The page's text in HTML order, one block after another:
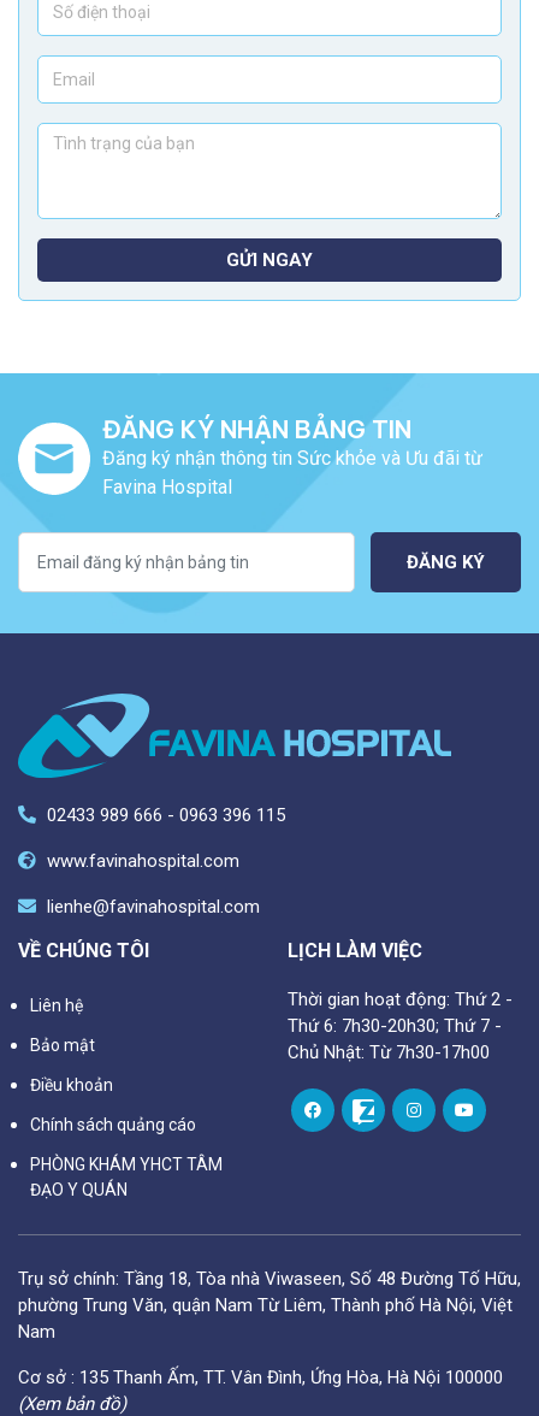
GỬI NGAY
ĐĂNG KÝ NHẬN BẢNG TIN
Đăng ký nhận thông tin Sức khỏe và Ưu đãi từ
Favina Hospital
ĐĂNG KÝ
02433 989 666 - 0963 396 115
www.favinahospital.com
lienhe@favinahospital.com
VỀ CHÚNG TÔI
Liên hệ
Bảo mật
Điều khoản
Chính sách quảng cáo
PHÒNG KHÁM YHCT TÂM
ĐẠO Y QUÁN
LỊCH LÀM VIỆC
Thời gian hoạt động: Thứ 2 -
Thứ 6: 7h30-20h30; Thứ 7 -
Chủ Nhật: Từ 7h30-17h00
Trụ sở chính: Tầng 18, Tòa nhà Viwaseen, Số 48 Đường Tố Hữu,
phường Trung Văn, quận Nam Từ Liêm, Thành phố Hà Nội, Việt
Nam
Cơ sở : 135 Thanh Ấm, TT. Vân Đình, Ứng Hòa, Hà Nội 100000
(Xem bản đồ)